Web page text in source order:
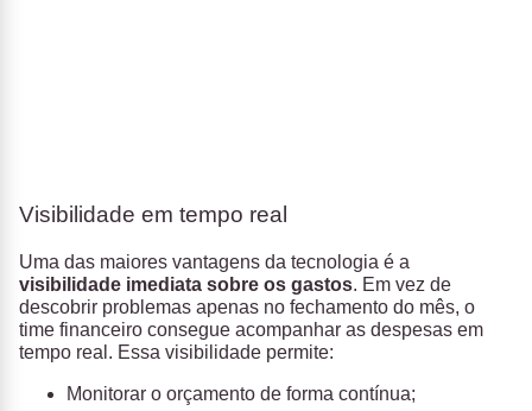
Visibilidade em tempo real
Uma das maiores vantagens da tecnologia é a
visibilidade imediata sobre os gastos. Em vez de
descobrir problemas apenas no fechamento do mês, o
time financeiro consegue acompanhar as despesas em
tempo real. Essa visibilidade permite:
Monitorar o orçamento de forma contínua;